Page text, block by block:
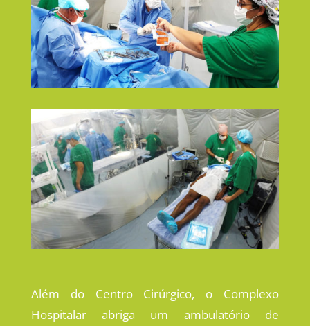
Além do Centro Cirúrgico, o Complexo
Hospitalar abriga um ambulatório de